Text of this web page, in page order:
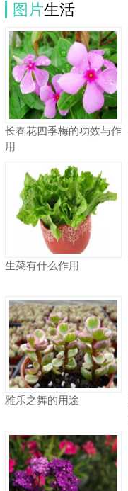
图片生活
长春花四季梅的功效与作
用
生菜有什么作用
雅乐之舞的用途